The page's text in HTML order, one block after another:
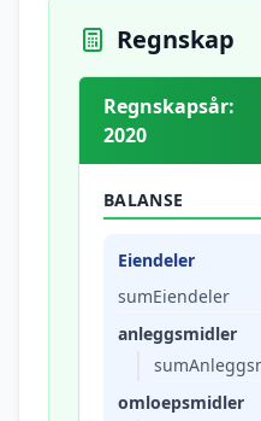
Regnskap
Regnskapsår:
2020
BALANSE
Eiendeler
sumEiendeler
anleggsmidler
omloepsmidler